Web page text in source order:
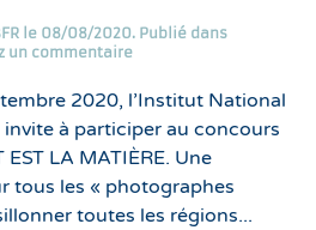
le 08/08/2020. Publié dans
un commentaire
2020, l’Institut National
invite à participer au concours
LA MATIÈRE. Une
tous les « photographes
toutes les régions...